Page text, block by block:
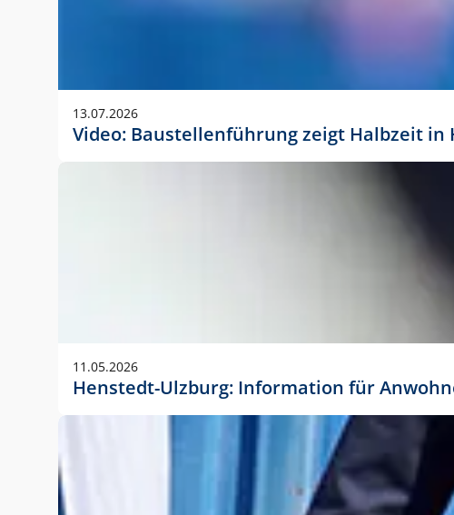
13.07.2026
Video: Baustellenführung zeigt Halbzeit in
11.05.2026
Henstedt-Ulzburg: Information für